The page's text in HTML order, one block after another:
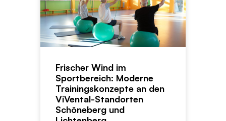
Frischer Wind im
Sportbereich: Moderne
Trainingskonzepte an den
ViVental-Standorten
Schöneberg und